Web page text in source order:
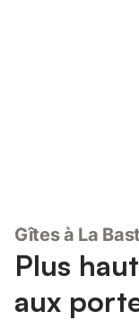
Gîtes à La
Plus
aux